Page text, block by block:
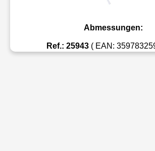
Abmessungen:
Ref.: 25943( EAN: